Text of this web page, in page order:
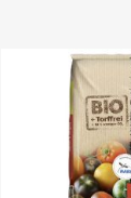
wird bevorzugt,
sein,